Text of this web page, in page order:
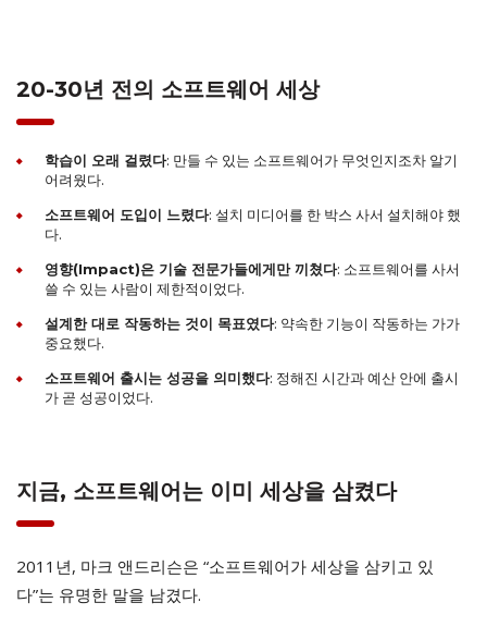
20-30년 전의 소프트웨어 세상
학습이 오래 걸렸다: 만들 수 있는 소프트웨어가 무엇인지조차 알기
어려웠다.
소프트웨어 도입이 느렸다: 설치 미디어를 한 박스 사서 설치해야 했
다.
영향(Impact)은 기술 전문가들에게만 끼쳤다: 소프트웨어를 사서
쓸 수 있는 사람이 제한적이었다.
설계한 대로 작동하는 것이 목표였다: 약속한 기능이 작동하는 가가
중요했다.
소프트웨어 출시는 성공을 의미했다: 정해진 시간과 예산 안에 출시
가 곧 성공이었다.
지금, 소프트웨어는 이미 세상을 삼켰다
2011년, 마크 앤드리슨은 “소프트웨어가 세상을 삼키고 있
다”는 유명한 말을 남겼다.